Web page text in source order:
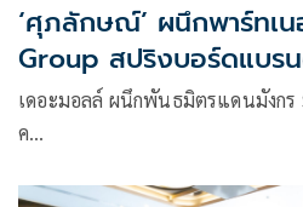
‘ศุภลักษณ์’ ผนึกพาร์ทเน
Group สปริงบอร์ดแบร
แดนมังกร หวังอานิสงส์
ไทย
เดอะมอลล์ ผนึกพันธมิตรแดนมังกร
ค…